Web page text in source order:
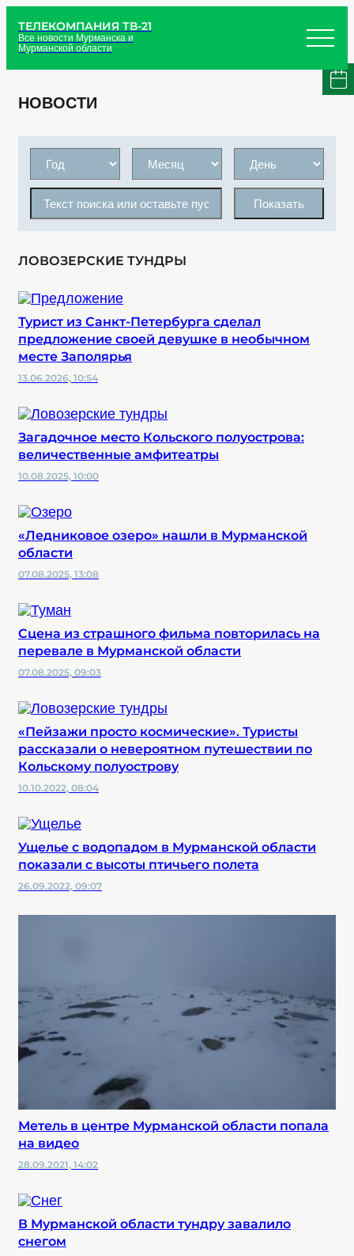
ТЕЛЕКОМПАНИЯ ТВ-21
Все новости Мурманска и
Мурманской области
НОВОСТИ
Показать
ЛОВОЗЕРСКИЕ ТУНДРЫ
Турист из Санкт-Петербурга сделал
предложение своей девушке в необычном
месте Заполярья
13.06.2026, 10:54
Загадочное место Кольского полуострова:
величественные амфитеатры
10.08.2025, 10:00
«Ледниковое озеро» нашли в Мурманской
области
07.08.2025, 13:08
Сцена из страшного фильма повторилась на
перевале в Мурманской области
07.08.2025, 09:03
«Пейзажи просто космические». Туристы
рассказали о невероятном путешествии по
Кольскому полуострову
10.10.2022, 08:04
Ущелье с водопадом в Мурманской области
показали с высоты птичьего полета
26.09.2022, 09:07
Метель в центре Мурманской области попала
на видео
28.09.2021, 14:02
В Мурманской области тундру завалило
снегом